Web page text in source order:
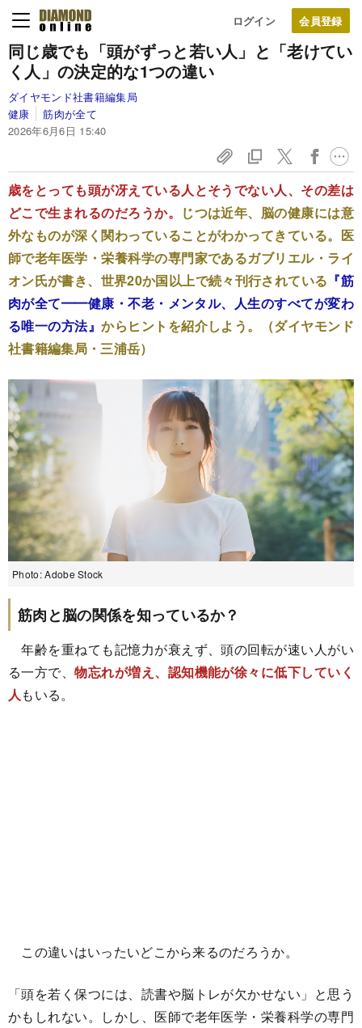
ログイン
同じ歳でも「頭がずっと若い人」と「老けてい
く人」の決定的な1つの違い
ダイヤモンド社書籍編集局
健康
筋肉が全て
2026年6月6日 15:40
歳をとっても頭が冴えている人とそうでない人、その差は
どこで生まれるのだろうか。 じつは近年、脳の健康には意
外なものが深く関わっていることがわかってきている。医
師で老年医学・栄養科学の専門家であるガブリエル・ライ
オン氏が書き、世界20か国以上で続々刊行されている 『筋
肉が全て━━健康・不老・メンタル、人生のすべてが変わ
る唯一の方法』からヒントを紹介しよう。（ダイヤモンド
社書籍編集局・三浦岳）
Photo: Adobe Stock
筋肉と脳の関係を知っているか？
年齢を重ねても記憶力が衰えず、頭の回転が速い人がい
る一方で、物忘れが増え、認知機能が徐々に低下していく
人もいる。
この違いはいったいどこから来るのだろうか。
「頭を若く保つには、読書や脳トレが欠かせない」と思う
かもしれない。しかし、医師で老年医学・栄養科学の専門